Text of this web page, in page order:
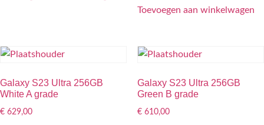
Toevoegen aan winkelwagen
Galaxy S23 Ultra 256GB
White A grade
€ 629,00
Galaxy S23 Ultra 256GB
Green B grade
€610,00